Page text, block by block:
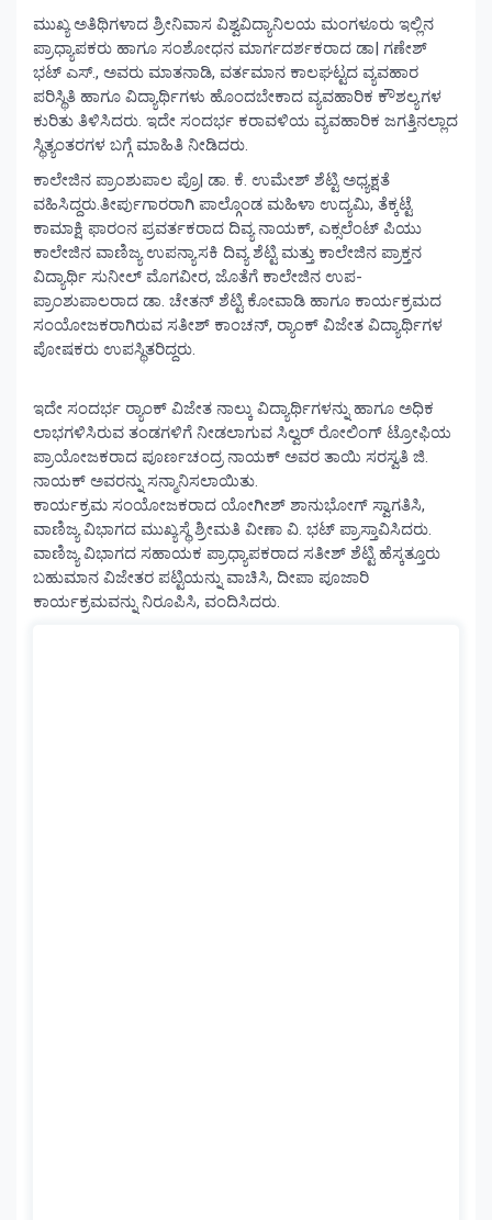
ಮುಖ್ಯ ಅತಿಥಿಗಳಾದ ಶ್ರೀನಿವಾಸ ವಿಶ್ವವಿದ್ಯಾನಿಲಯ ಮಂಗಳೂರು ಇಲ್ಲಿನ
ಪ್ರಾಧ್ಯಾಪಕರು ಹಾಗೂ ಸಂಶೋಧನ ಮಾರ್ಗದರ್ಶಕರಾದ ಡಾ| ಗಣೇಶ್
ಭಟ್ ಎಸ್., ಅವರು ಮಾತನಾಡಿ, ವರ್ತಮಾನ ಕಾಲಘಟ್ಟದ ವ್ಯವಹಾರ
ಪರಿಸ್ಥಿತಿ ಹಾಗೂ ವಿದ್ಯಾರ್ಥಿಗಳು ಹೊಂದಬೇಕಾದ ವ್ಯವಹಾರಿಕ ಕೌಶಲ್ಯಗಳ
ಕುರಿತು ತಿಳಿಸಿದರು. ಇದೇ ಸಂದರ್ಭ ಕರಾವಳಿಯ ವ್ಯವಹಾರಿಕ ಜಗತ್ತಿನಲ್ಲಾದ
ಸ್ಥಿತ್ಯಂತರಗಳ ಬಗ್ಗೆ ಮಾಹಿತಿ ನೀಡಿದರು.
ಕಾಲೇಜಿನ ಪ್ರಾಂಶುಪಾಲ ಪ್ರೊ| ಡಾ. ಕೆ. ಉಮೇಶ್ ಶೆಟ್ಟಿ ಅಧ್ಯಕ್ಷತೆ
ವಹಿಸಿದ್ದರು.ತೀರ್ಪುಗಾರರಾಗಿ ಪಾಲ್ಗೊಂಡ ಮಹಿಳಾ ಉದ್ಯಮಿ, ತೆಕ್ಕಟ್ಟೆ
ಕಾಮಾಕ್ಷಿ ಫಾರಂನ ಪ್ರವರ್ತಕರಾದ ದಿವ್ಯ ನಾಯಕ್, ಎಕ್ಸಲೆಂಟ್ ಪಿಯು
ಕಾಲೇಜಿನ ವಾಣಿಜ್ಯ ಉಪನ್ಯಾಸಕಿ ದಿವ್ಯ ಶೆಟ್ಟಿ ಮತ್ತು ಕಾಲೇಜಿನ ಪ್ರಾಕ್ತನ
ವಿದ್ಯಾರ್ಥಿ ಸುನೀಲ್ ಮೊಗವೀರ, ಜೊತೆಗೆ ಕಾಲೇಜಿನ ಉಪ-
ಪ್ರಾಂಶುಪಾಲರಾದ ಡಾ. ಚೇತನ್ ಶೆಟ್ಟಿ ಕೋವಾಡಿ ಹಾಗೂ ಕಾರ್ಯಕ್ರಮದ
ಸಂಯೋಜಕರಾಗಿರುವ ಸತೀಶ್ ಕಾಂಚನ್, ರ‍್ಯಾಂಕ್ ವಿಜೇತ ವಿದ್ಯಾರ್ಥಿಗಳ
ಪೋಷಕರು ಉಪಸ್ಥಿತರಿದ್ದರು.
ಇದೇ ಸಂದರ್ಭ ರ‍್ಯಾಂಕ್ ವಿಜೇತ ನಾಲ್ಕು ವಿದ್ಯಾರ್ಥಿಗಳನ್ನು ಹಾಗೂ ಅಧಿಕ
ಲಾಭಗಳಿಸಿರುವ ತಂಡಗಳಿಗೆ ನೀಡಲಾಗುವ ಸಿಲ್ವರ್ ರೋಲಿಂಗ್ ಟ್ರೋಫಿಯ
ಪ್ರಾಯೋಜಕರಾದ ಪೂರ್ಣಚಂದ್ರ ನಾಯಕ್ ಅವರ ತಾಯಿ ಸರಸ್ವತಿ ಜಿ.
ನಾಯಕ್ ಅವರನ್ನು ಸನ್ಮಾನಿಸಲಾಯಿತು.
ಕಾರ್ಯಕ್ರಮ ಸಂಯೋಜಕರಾದ ಯೋಗೀಶ್ ಶಾನುಭೋಗ್ ಸ್ವಾಗತಿಸಿ,
ವಾಣಿಜ್ಯ ವಿಭಾಗದ ಮುಖ್ಯಸ್ಥೆ ಶ್ರೀಮತಿ ವೀಣಾ ವಿ. ಭಟ್ ಪ್ರಾಸ್ತಾವಿಸಿದರು.
ವಾಣಿಜ್ಯ ವಿಭಾಗದ ಸಹಾಯಕ ಪ್ರಾಧ್ಯಾಪಕರಾದ ಸತೀಶ್ ಶೆಟ್ಟಿ ಹೆಸ್ಕತ್ತೂರು
ಬಹುಮಾನ ವಿಜೇತರ ಪಟ್ಟಿಯನ್ನು ವಾಚಿಸಿ, ದೀಪಾ ಪೂಜಾರಿ
ಕಾರ್ಯಕ್ರಮವನ್ನು ನಿರೂಪಿಸಿ, ವಂದಿಸಿದರು.